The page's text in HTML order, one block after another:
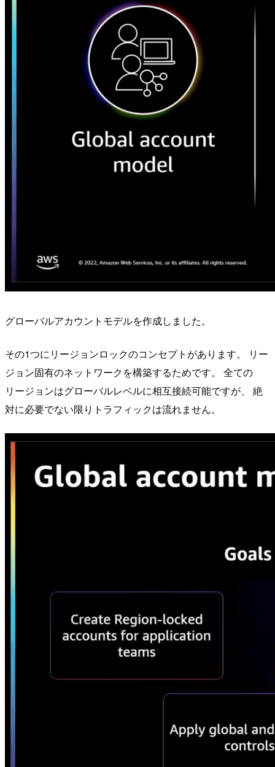
グローバルアカウントモデルを作成しました。
その1つにリージョンロックのコンセプトがあります。 リー
ジョン固有のネットワークを構築するためです。 全ての
リージョンはグローバルレベルに相互接続可能ですが、 絶
対に必要でない限りトラフィックは流れません。